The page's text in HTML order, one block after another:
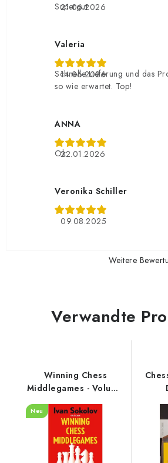
21.06.2026
Supergut
Valeria
14.06.2026
Schnelle Lieferung und das
so wie erwartet. Top!
ANNA
22.01.2026
Ok
Veronika Schiller
09.08.2025
Weitere
Verwandte
Winning Chess
Middlegames - Volume
2
Neu